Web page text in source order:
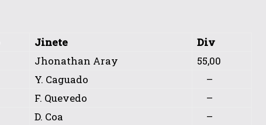
Jinete
Div
Jhonathan Aray
55,00
Y. Caguado
–
F. Quevedo
–
D. Coa
–